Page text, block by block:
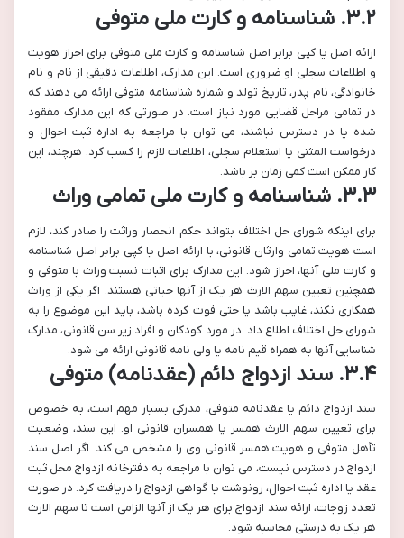
۳.۲. شناسنامه و کارت ملی متوفی
ارائه اصل یا کپی برابر اصل شناسنامه و کارت ملی متوفی برای احراز هویت
و اطلاعات سجلی او ضروری است. این مدارک، اطلاعات دقیقی از نام و نام
خانوادگی، نام پدر، تاریخ تولد و شماره شناسنامه متوفی ارائه می دهند که
در تمامی مراحل قضایی مورد نیاز است. در صورتی که این مدارک مفقود
شده یا در دسترس نباشند، می توان با مراجعه به اداره ثبت احوال و
درخواست المثنی یا استعلام سجلی، اطلاعات لازم را کسب کرد. هرچند، این
کار ممکن است کمی زمان بر باشد.
۳.۳. شناسنامه و کارت ملی تمامی وراث
برای اینکه شورای حل اختلاف بتواند حکم انحصار وراثت را صادر کند، لازم
است هویت تمامی وارثان قانونی، با ارائه اصل یا کپی برابر اصل شناسنامه
و کارت ملی آنها، احراز شود. این مدارک برای اثبات نسبت وراث با متوفی و
همچنین تعیین سهم الارث هر یک از آنها حیاتی هستند. اگر یکی از وراث
همکاری نکند، غایب باشد یا حتی فوت کرده باشد، باید این موضوع را به
شورای حل اختلاف اطلاع داد. در مورد کودکان و افراد زیر سن قانونی، مدارک
شناسایی آنها به همراه قیم نامه یا ولی نامه قانونی ارائه می شود.
۳.۴. سند ازدواج دائم (عقدنامه) متوفی
سند ازدواج دائم یا عقدنامه متوفی، مدرکی بسیار مهم است، به خصوص
برای تعیین سهم الارث همسر یا همسران قانونی او. این سند، وضعیت
تأهل متوفی و هویت همسر قانونی وی را مشخص می کند. اگر اصل سند
ازدواج در دسترس نیست، می توان با مراجعه به دفترخانه ازدواج محل ثبت
عقد یا اداره ثبت احوال، رونوشت یا گواهی ازدواج را دریافت کرد. در صورت
تعدد زوجات، ارائه سند ازدواج برای هر یک از آنها الزامی است تا سهم الارث
هر یک به درستی محاسبه شود.